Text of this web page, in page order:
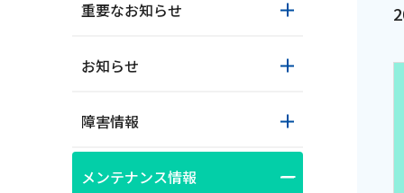
重要なお知らせ
お知らせ
障害情報
メンテナンス情報